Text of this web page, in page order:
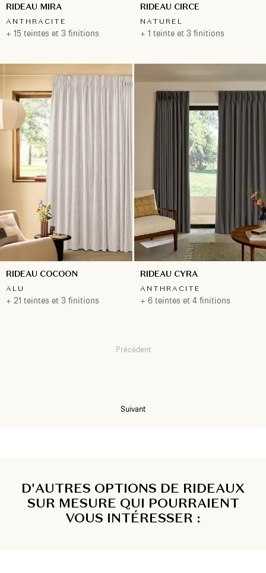
RIDEAU MIRA
ANTHRACITE
+ 15 teintes et 3 finitions
RIDEAU CIRCE
NATUREL
+ 1 teinte et 3 finitions
RIDEAU COCOON
ALU
+ 21 teintes et 3 finitions
RIDEAU CYRA
ANTHRACITE
+ 6 teintes et 4 finitions
Précédent
Suivant
D'AUTRES OPTIONS DE RIDEAUX
SUR MESURE QUI POURRAIENT
VOUS INTÉRESSER :